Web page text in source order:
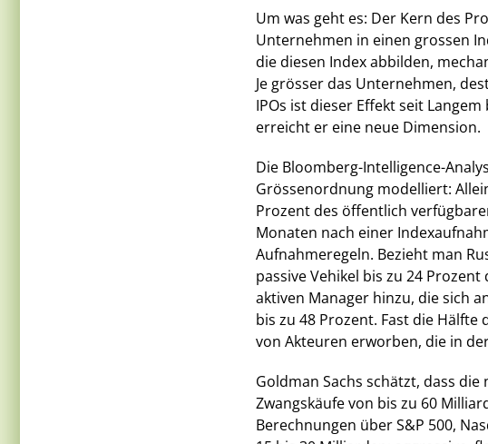
Um was geht es: Der Kern des
Unternehmen in einen grossen
die diesen Index abbilden,
Je grösser das Unternehmen,
IPOs ist dieser Effekt seit
erreicht er eine neue Dimension.
Die Bloomberg-Intelligence-
Grössenordnung modelliert:
Prozent des öffentlich
Monaten nach einer
Aufnahmeregeln. Bezieht man
passive Vehikel bis zu 24
aktiven Manager hinzu, die sich
bis zu 48 Prozent. Fast die
von Akteuren erworben, die in
Goldman Sachs schätzt, dass
Zwangskäufe von bis zu 60
Berechnungen über S&P 500,